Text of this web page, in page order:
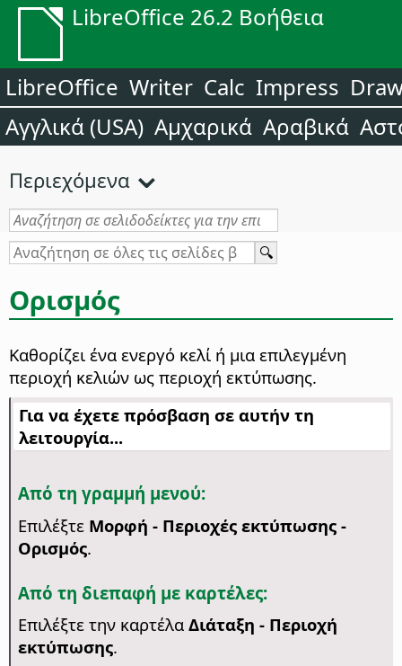
LibreOffice 26.2 Βοήθεια
LibreOffice Writer Calc Impress
Αγγλικά (USA) Αμχαρικά Αραβικά
Περιεχόμενα
Ορισμός
Καθορίζει ένα ενεργό κελί ή μια επιλεγμένη
περιοχή κελιών ως περιοχή εκτύπωσης.
Για να έχετε πρόσβαση σε αυτήν τη
λειτουργία...
Από τη γραμμή μενού:
Επιλέξτε Μορφή - Περιοχές εκτύπωσης -
Ορισμός.
Από τη διεπαφή με καρτέλες:
Επιλέξτε την καρτέλα Διάταξη - Περιοχή
εκτύπωσης.